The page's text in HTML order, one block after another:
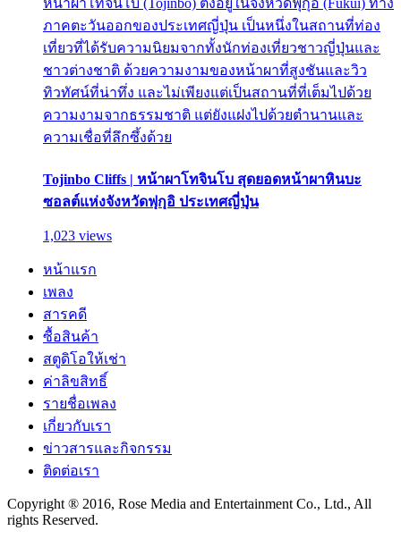
หน้าผาโทจินโบ (Tojinbo) ตั้งอยู่ในจังหวัดฟุกุอิ (Fukui) ทาง
ภาคตะวันออกของประเทศญี่ปุ่น เป็นหนึ่งในสถานที่ท่อง
เที่ยวที่ได้รับความนิยมจากทั้งนักท่องเที่ยวชาวญี่ปุ่นและ
ชาวต่างชาติ ด้วยความงามของหน้าผาที่สูงชันและวิว
ทิวทัศน์ที่น่าทึ่ง และไม่เพียงแต่เป็นสถานที่ที่เต็มไปด้วย
ความงามจากธรรมชาติ แต่ยังแฝงไปด้วยตำนานและ
ความเชื่อที่ลึกซึ้งด้วย
Tojinbo Cliffs | หน้าผาโทจินโบ สุดยอดหน้าผาหินบะ
ซอลต์แห่งจังหวัดฟุกุอิ ประเทศญี่ปุ่น
1,023 views
หน้าแรก
เพลง
สารคดี
ซื้อสินค้า
สตูดิโอให้เช่า
ค่าลิขสิทธิ์
รายชื่อเพลง
เกี่ยวกับเรา
ข่าวสารและกิจกรรม
ติดต่อเรา
Copyright ® 2016, Rose Media and Entertainment Co., Ltd., All
rights Reserved.